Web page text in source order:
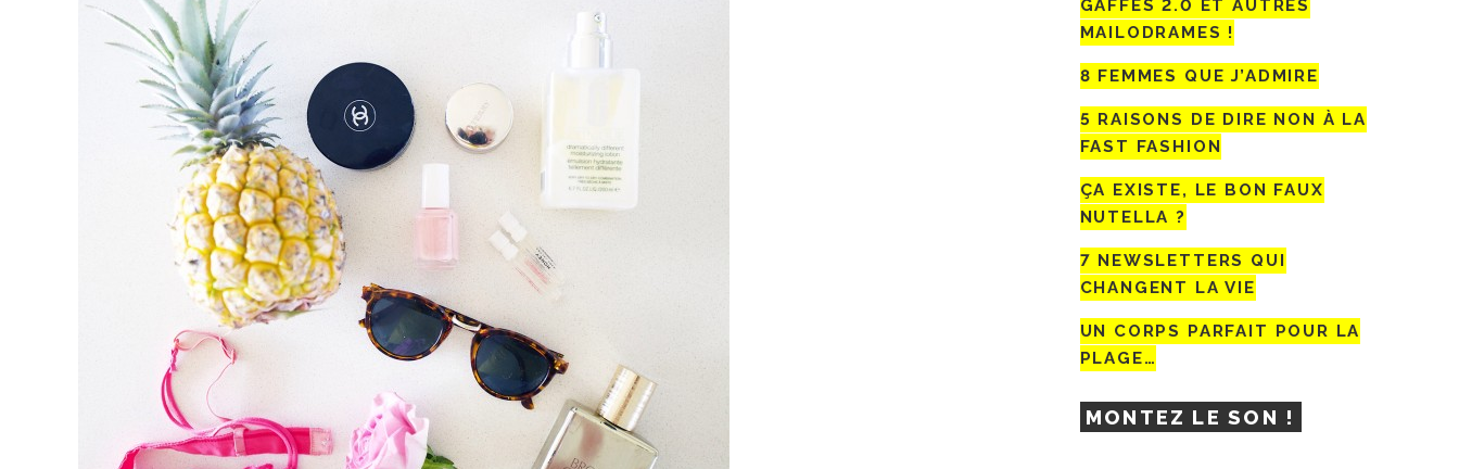
GAFFES 2.0 ET AUTRES
MAILODRAMES !
8 FEMMES QUE J’ADMIRE
5 RAISONS DE DIRE NON À LA
FAST FASHION
ÇA EXISTE, LE BON FAUX
NUTELLA ?
7 NEWSLETTERS QUI
CHANGENT LA VIE
UN CORPS PARFAIT POUR LA
PLAGE…
MONTEZ LE SON !